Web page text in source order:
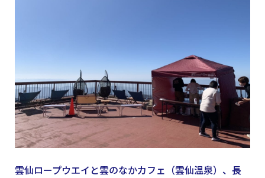
雲仙ロープウエイと雲のなかカフェ（雲仙温泉）、長